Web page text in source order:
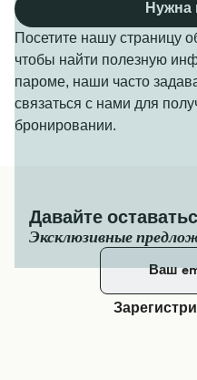
Посетите нашу страницу
чтобы найти полезную
пароме, наши часто
связаться с нами для
бронировании.
Нужна
Давайте
Эксклюзивные